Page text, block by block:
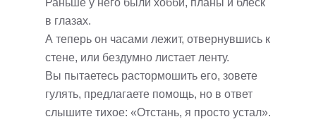
Раньше у него были хобби, планы и блеск
в глазах.
А теперь он часами лежит, отвернувшись к
стене, или бездумно листает ленту.
Вы пытаетесь растормошить его, зовете
гулять, предлагаете помощь, но в ответ
слышите тихое: «Отстань, я просто устал».